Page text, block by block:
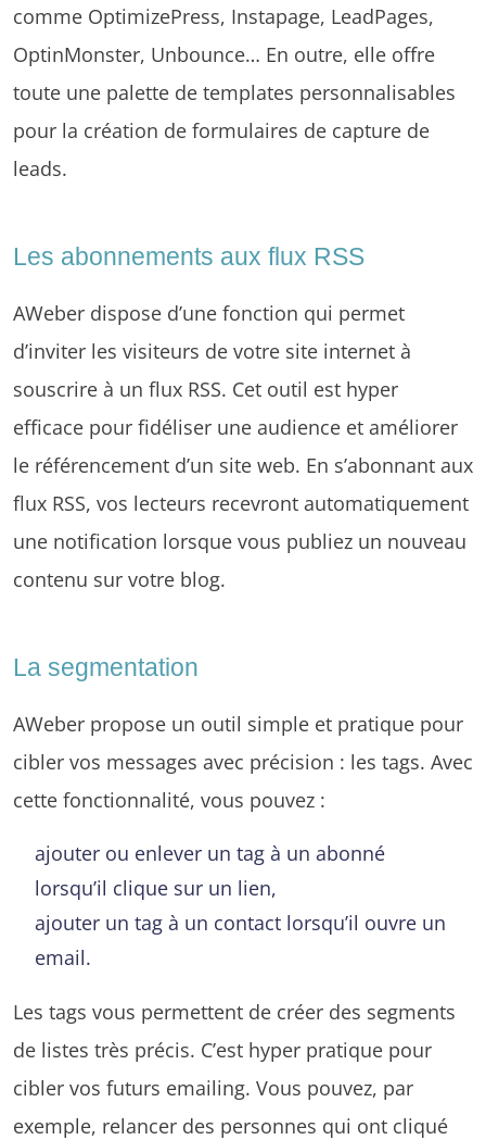
comme OptimizePress, Instapage, LeadPages,
OptinMonster, Unbounce… En outre, elle offre
toute une palette de templates personnalisables
pour la création de formulaires de capture de
leads.
Les abonnements aux flux RSS
AWeber dispose d’une fonction qui permet
d’inviter les visiteurs de votre site internet à
souscrire à un flux RSS. Cet outil est hyper
efficace pour fidéliser une audience et améliorer
le référencement d’un site web. En s’abonnant aux
flux RSS, vos lecteurs recevront automatiquement
une notification lorsque vous publiez un nouveau
contenu sur votre blog.
La segmentation
AWeber propose un outil simple et pratique pour
cibler vos messages avec précision : les tags. Avec
cette fonctionnalité, vous pouvez :
ajouter ou enlever un tag à un abonné
lorsqu’il clique sur un lien,
ajouter un tag à un contact lorsqu’il ouvre un
email.
Les tags vous permettent de créer des segments
de listes très précis. C’est hyper pratique pour
cibler vos futurs emailing. Vous pouvez, par
exemple, relancer des personnes qui ont cliqué